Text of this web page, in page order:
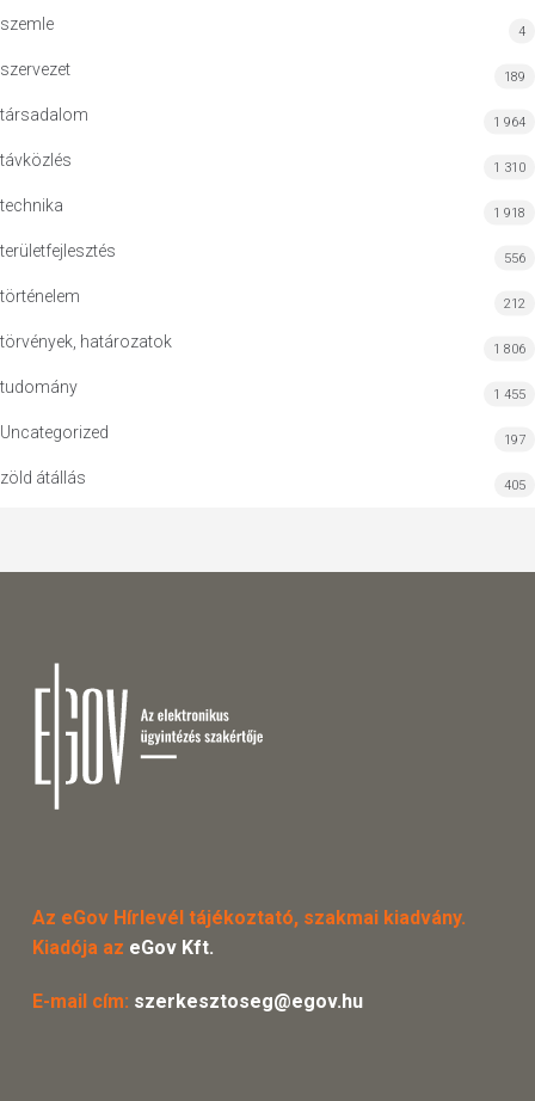
szemle 4
szervezet 189
társadalom 1 964
távközlés 1 310
technika 1 918
területfejlesztés 556
történelem 212
törvények, határozatok 1 806
tudomány 1 455
Uncategorized 197
zöld átállás 405
Az eGov Hírlevél tájékoztató, szakmai kiadvány.
Kiadója az eGov Kft.
E-mail cím: szerkesztoseg@egov.hu